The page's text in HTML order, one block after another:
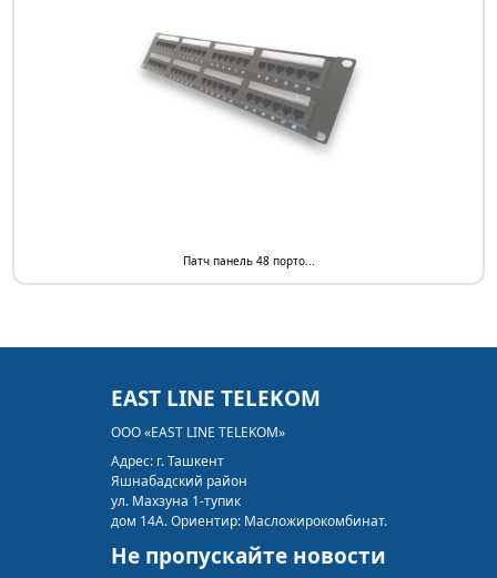
Патч панель 48 порто...
EAST LINE TELEKOM
ООО «EAST LINE TELEKOM»
Адрес: г. Ташкент
Яшнабадский район
ул. Махзуна 1-тупик
дом 14А. Ориентир: Масложирокомбинат.
Не пропускайте новости